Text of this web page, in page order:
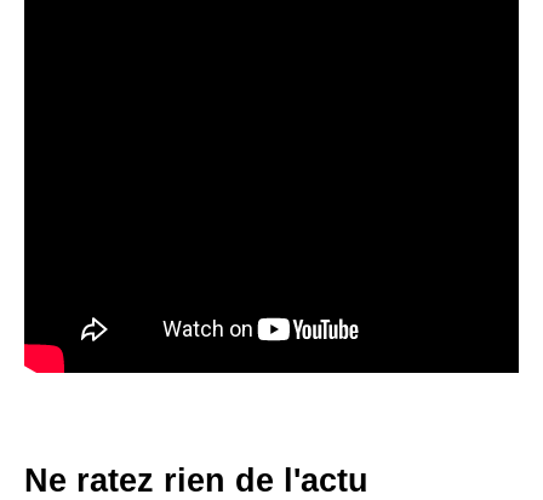
Ne ratez rien de l'actu